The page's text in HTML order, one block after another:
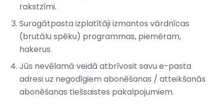
rakstzīmi.
Surogātpasta izplatītāji izmantos vārdnīcas
(brutālu spēku) programmas, piemēram,
hakerus.
Jūs nevēlamā veidā atbrīvosit savu e-pasta
adresi uz negodīgiem abonēšanas / atteikšanās
abonēšanas tiešsaistes pakalpojumiem.